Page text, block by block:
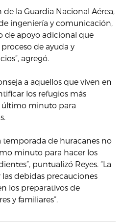
la Guardia Nacional Aérea,
ingeniería y comunicación,
de apoyo adicional que
de ayuda y
agregó.
a aquellos que viven en
los refugios más
último minuto para
temporada de huracanes no
minuto para hacer los
puntualizó Reyes. “La
debidas precauciones
los preparativos de
y familiares”.